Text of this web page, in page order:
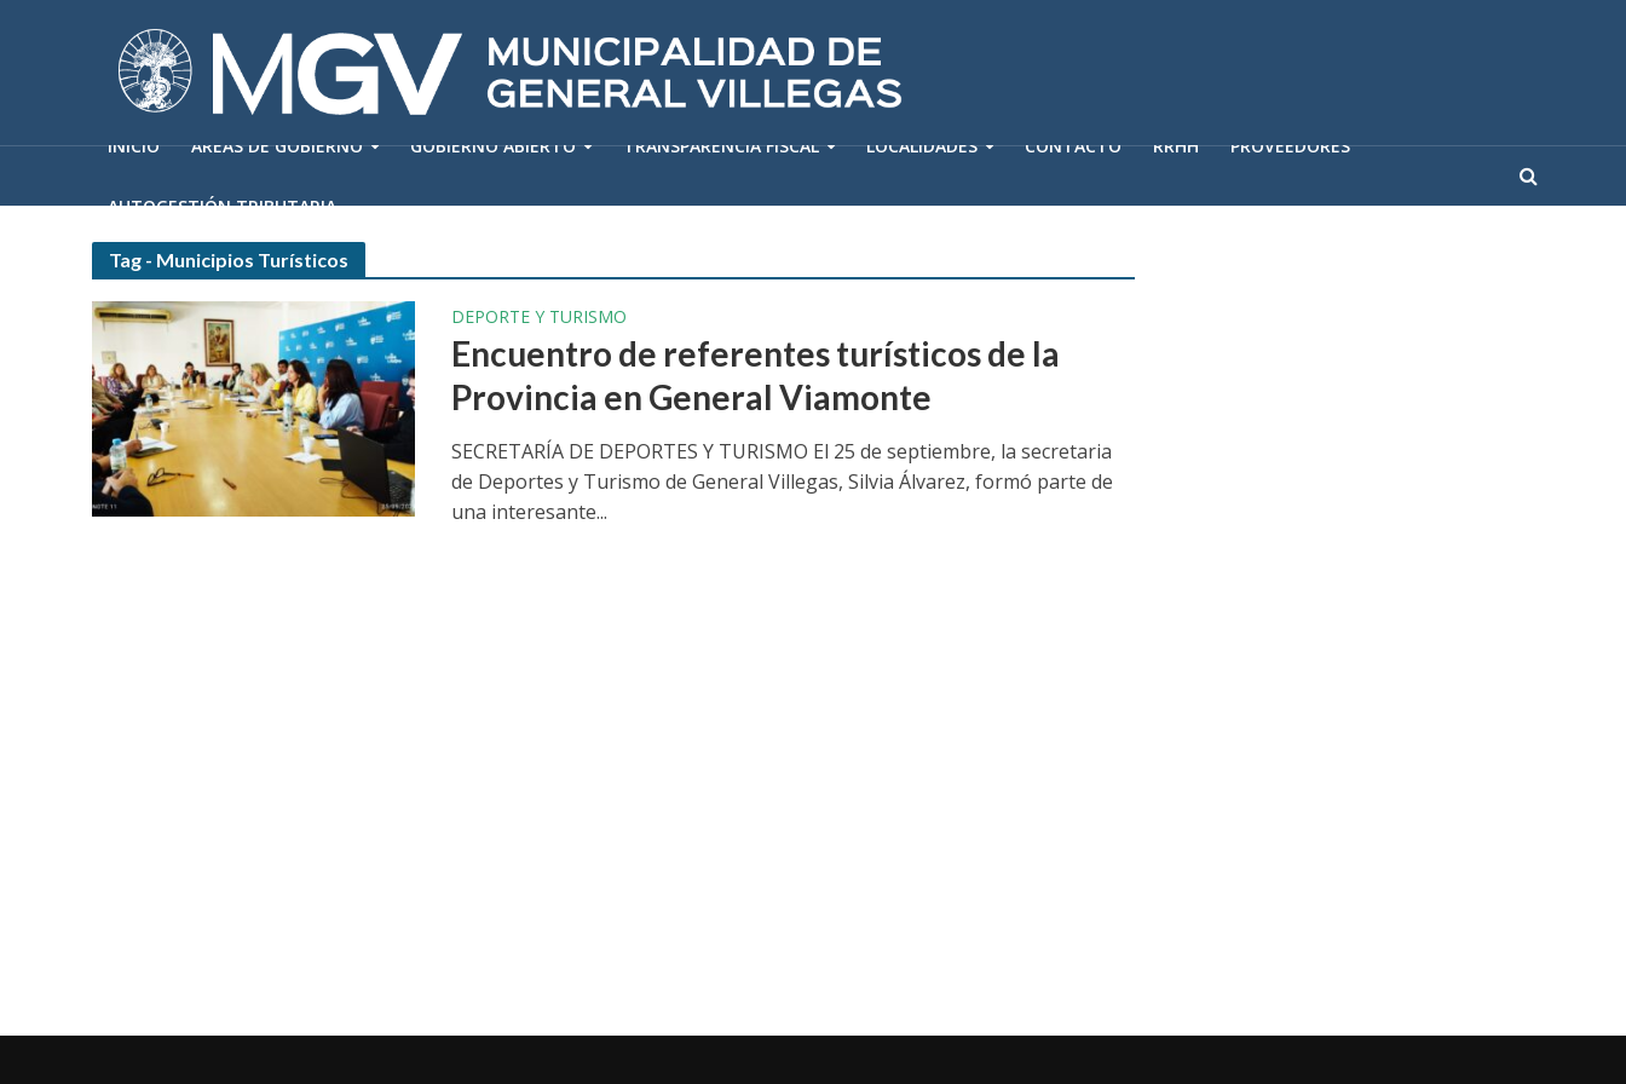
INICIO ÁREAS DE GOBIERNO GOBIERNO ABIERTO TRANSPARENCIA FISCAL LOCALIDADES CONTACTO RRHH PROVEEDORES
AUTOGESTIÓN TRIBUTARIA
Tag - Municipios Turísticos
DEPORTE Y TURISMO
Encuentro de referentes turísticos de la
Provincia en General Viamonte
SECRETARÍA DE DEPORTES Y TURISMO El 25 de septiembre, la secretaria
de Deportes y Turismo de General Villegas, Silvia Álvarez, formó parte de
una interesante...